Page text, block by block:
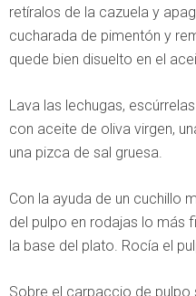
retíralos de la cazuela y
cucharada de pimentón y
quede bien disuelto en el
Lava las lechugas,
con aceite de oliva virgen,
una pizca de sal gruesa.
Con la ayuda de un cuchillo
del pulpo en rodajas lo más
la base del plato. Rocía el
Sobre el carpaccio de pulpo